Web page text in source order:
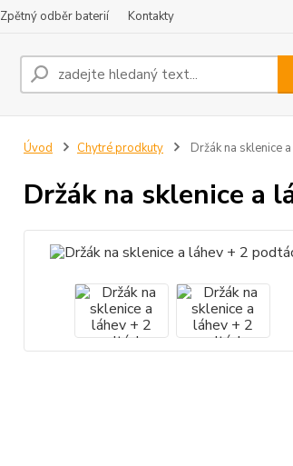
Zpětný odběr baterií Kontakty
Úvod Chytré prodkuty Držák na sklenice
Držák na sklenice a